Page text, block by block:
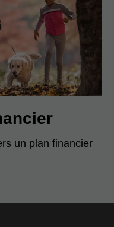
un plan financier